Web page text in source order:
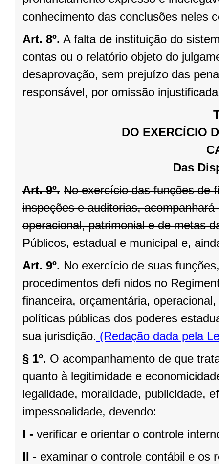
conhecimento das conclusões neles
Art. 8º. A falta de instituição do
contas ou o relatório objeto do
desaprovação, sem prejuízo das
responsável, por omissão
DO EXERCÍCIO
Das
Art. 9º. No exercício das funções de
inspeções e auditorias,
operacional, patrimonial e de metas
Públicos, estadual e municipal e,
Art. 9º. No exercício de suas
procedimentos defi nidos no
financeira, orçamentária,
políticas públicas dos poderes
sua jurisdição. (Redação dada pela
§ 1º. O acompanhamento de que
quanto à legitimidade e
legalidade, moralidade, publicidade,
impessoalidade, devendo:
I - verificar e orientar o controle
II - examinar o controle contábil e os